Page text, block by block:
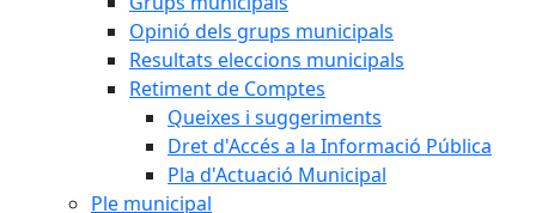
Opinió dels grups municipals
Resultats eleccions municipals
Retiment de Comptes
Queixes i suggeriments
Dret d'Accés a la Informació Pública
Pla d'Actuació Municipal
Ple municipal